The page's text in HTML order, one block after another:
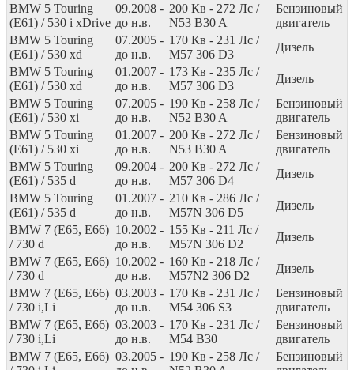
BMW 5 Touring
(E61) / 530 i xDrive
09.2008 -
до н.в.
200 Кв - 272 Лс /
N53 B30 A
Бензиновый
двигатель
BMW 5 Touring
(E61) / 530 xd
07.2005 -
до н.в.
170 Кв - 231 Лс /
M57 306 D3
Дизель
BMW 5 Touring
(E61) / 530 xd
01.2007 -
до н.в.
173 Кв - 235 Лс /
M57 306 D3
Дизель
BMW 5 Touring
(E61) / 530 xi
07.2005 -
до н.в.
190 Кв - 258 Лс /
N52 B30 A
Бензиновый
двигатель
BMW 5 Touring
(E61) / 530 xi
01.2007 -
до н.в.
200 Кв - 272 Лс /
N53 B30 A
Бензиновый
двигатель
BMW 5 Touring
(E61) / 535 d
09.2004 -
до н.в.
200 Кв - 272 Лс /
M57 306 D4
Дизель
BMW 5 Touring
(E61) / 535 d
01.2007 -
до н.в.
210 Кв - 286 Лс /
M57N 306 D5
Дизель
BMW 7 (E65, E66)
/ 730 d
10.2002 -
до н.в.
155 Кв - 211 Лс /
M57N 306 D2
Дизель
BMW 7 (E65, E66)
/ 730 d
10.2002 -
до н.в.
160 Кв - 218 Лс /
M57N2 306 D2
Дизель
BMW 7 (E65, E66)
/ 730 i,Li
03.2003 -
до н.в.
170 Кв - 231 Лс /
M54 306 S3
Бензиновый
двигатель
BMW 7 (E65, E66)
/ 730 i,Li
03.2003 -
до н.в.
170 Кв - 231 Лс /
M54 B30
Бензиновый
двигатель
BMW 7 (E65, E66) 03.2005 - 190 Кв - 258 Лс /
Бензиновый